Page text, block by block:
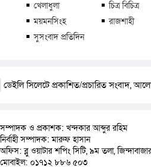
খেলাধুলা চিত্র বিচিত্র
ময়মনসিংহ রাজশাহী
সুসংবাদ প্রতিদিন
ডেইলি সিলেটে প্রকাশিত/প্রচারিত সংবাদ,
সম্পাদক ও প্রকাশক: খন্দকার আব্দুর রহিম
নির্বাহী সম্পাদক: মারুফ হাসান
অফিস: ব্লু ওয়াটার শপিং সিটি, ৯ম তলা,
মোবাইল: ০১৭১২ ৮৮৬ ৫০৩